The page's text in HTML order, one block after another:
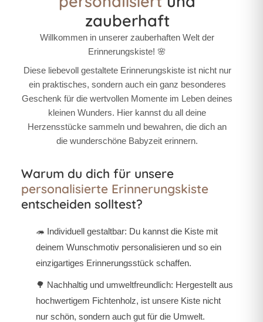
zauberhaft
Willkommen in unserer zauberhaften Welt der
Erinnerungskiste! 🌸
Diese liebevoll gestaltete Erinnerungskiste ist nicht nur
ein praktisches, sondern auch ein ganz besonderes
Geschenk für die wertvollen Momente im Leben deines
kleinen Wunders. Hier kannst du all deine
Herzensstücke sammeln und bewahren, die dich an
die wunderschöne Babyzeit erinnern.
Warum du dich für unsere
personalisierte Erinnerungskiste
entscheiden solltest?
🦔 Individuell gestaltbar: Du kannst die Kiste mit
deinem Wunschmotiv personalisieren und so ein
einzigartiges Erinnerungsstück schaffen.
🌳 Nachhaltig und umweltfreundlich: Hergestellt aus
hochwertigem Fichtenholz, ist unsere Kiste nicht
nur schön, sondern auch gut für die Umwelt.